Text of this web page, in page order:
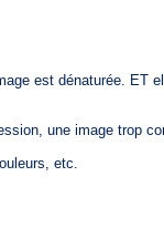
est dénaturée. ET
une image trop
etc.